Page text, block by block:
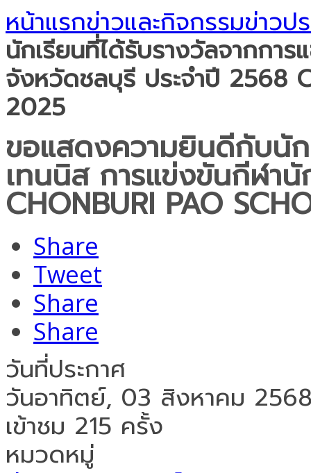
หน้าแรกข่าวและกิจกรรมข่าวป
นักเรียนที่ได้รับรางวัลจากกา
จังหวัดชลบุรี ประจำปี 2568
2025
ขอแสดงความยินดีกับนัก
เทนนิส การแข่งขันกีฬา
CHONBURI PAO
Share
Tweet
Share
Share
วันที่ประกาศ
วันอาทิตย์, 03 สิงหาคม
เข้าชม 215 ครั้ง
หมวดหมู่